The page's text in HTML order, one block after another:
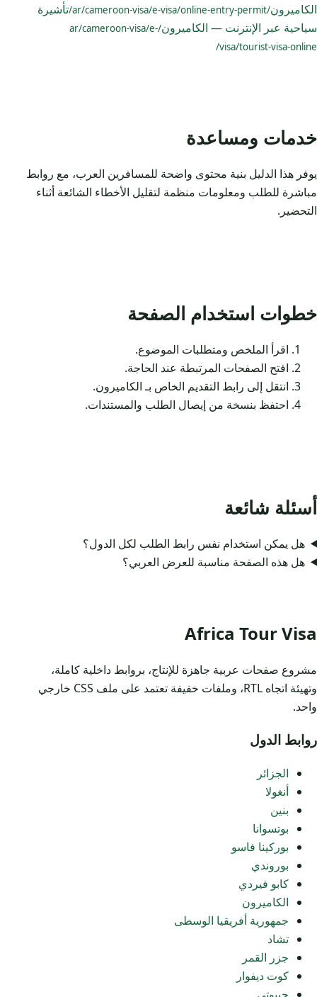
الكاميرون/ar/cameroon-visa/e-visa/online-entry-permit/
تأشيرة
سياحية عبر الإنترنت — الكاميرون /ar/cameroon-visa/e-
visa/tourist-visa-online/
خدمات ومساعدة
يوفر هذا الدليل بنية محتوى واضحة للمسافرين العرب، مع روابط
مباشرة للطلب ومعلومات منظمة لتقليل الأخطاء الشائعة أثناء
التحضير.
خطوات استخدام الصفحة
اقرأ الملخص ومتطلبات الموضوع.
افتح الصفحات المرتبطة عند الحاجة.
انتقل إلى رابط التقديم الخاص بـ الكاميرون.
احتفظ بنسخة من إيصال الطلب والمستندات.
أسئلة شائعة
هل يمكن استخدام نفس رابط الطلب لكل الدول؟
هل هذه الصفحة مناسبة للعرض العربي؟
Africa Tour Visa
مشروع صفحات عربية جاهزة للإنتاج، بروابط داخلية كاملة،
وتهيئة اتجاه RTL، وملفات خفيفة تعتمد على ملف CSS خارجي
واحد.
روابط الدول
الجزائر
أنغولا
بنين
بوتسوانا
بوركينا فاسو
بوروندي
كابو فيردي
الكاميرون
جمهورية أفريقيا الوسطى
تشاد
جزر القمر
كوت ديفوار